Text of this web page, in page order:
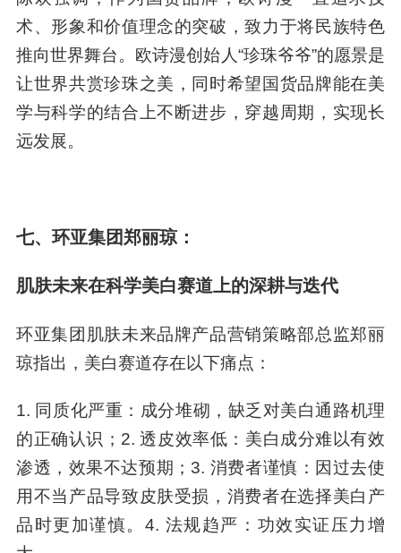
术、形象和价值理念的突破，致力于将民族特色
推向世界舞台。欧诗漫创始人“珍珠爷爷”的愿景是
让世界共赏珍珠之美，同时希望国货品牌能在美
学与科学的结合上不断进步，穿越周期，实现长
远发展。
七、环亚集团郑丽琼：
肌肤未来在科学美白赛道上的深耕与迭代
环亚集团肌肤未来品牌产品营销策略部总监郑丽
琼指出，美白赛道存在以下痛点：
1. 同质化严重：成分堆砌，缺乏对美白通路机理
的正确认识；2. 透皮效率低：美白成分难以有效
渗透，效果不达预期；3. 消费者谨慎：因过去使
用不当产品导致皮肤受损，消费者在选择美白产
品时更加谨慎。4. 法规趋严：功效实证压力增